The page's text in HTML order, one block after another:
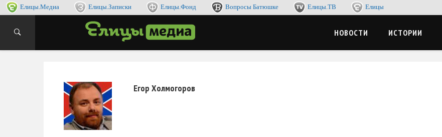
Елицы.Медиа Елицы.Записки Елицы.Фонд Вопросы Батюшке Елицы.ТВ Елицы
НОВОСТИ ИСТОРИИ
Егор Холмогоров